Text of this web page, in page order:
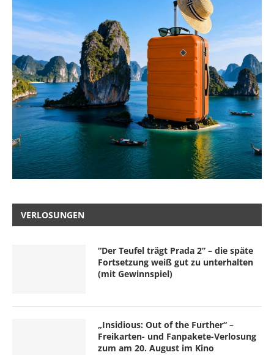
VERLOSUNGEN
“Der Teufel trägt Prada 2” – die späte
Fortsetzung weiß gut zu unterhalten
(mit Gewinnspiel)
„Insidious: Out of the Further“ –
Freikarten- und Fanpakete-Verlosung
zum am 20. August im Kino